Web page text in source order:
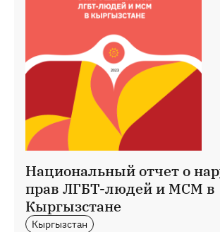
Национальный отчет о
прав ЛГБТ-людей и МСМ в
Кыргызстане
Кыргызстан